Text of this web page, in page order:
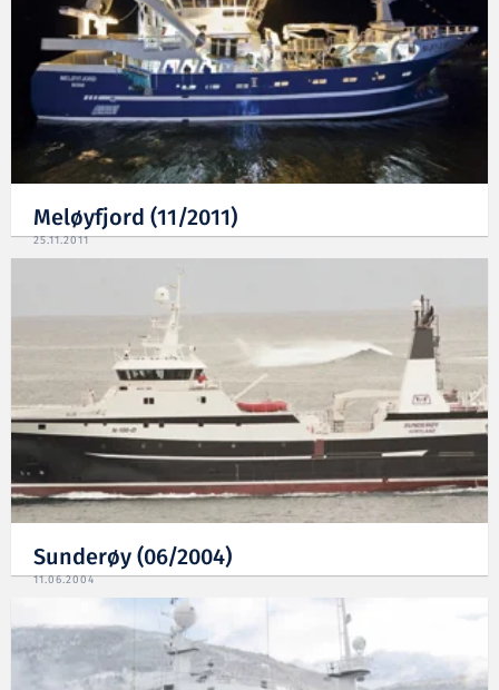
Meløyfjord (11/2011)
25.11.2011
Sunderøy (06/2004)
11.06.2004